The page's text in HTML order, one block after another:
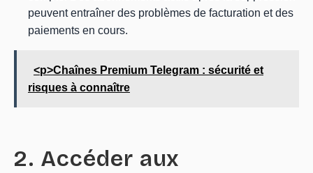
peuvent entraîner des problèmes de facturation et des
paiements en cours.
<p>Chaînes Premium Telegram : sécurité et
risques à connaître
2. Accéder aux